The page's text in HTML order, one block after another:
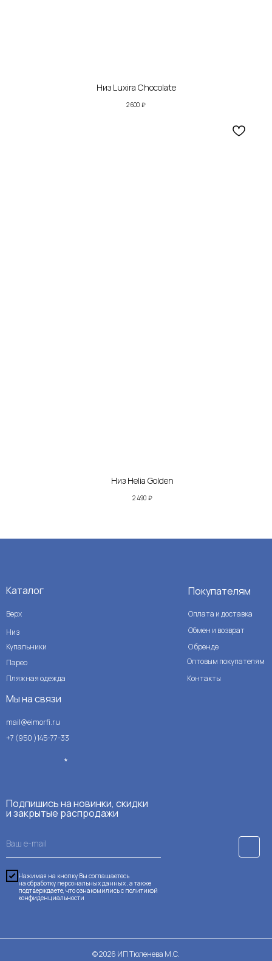
Низ Luxira Chocolate
2 600 ₽
Низ Helia Golden
2 490 ₽
Подпишись на новинки, скидки
и закрытые распродажи
Нажимая на кнопку Вы соглашаетесь
на обработку персональных данных , а также
подтверждаете, что ознакомились с политикой
конфиденциальности
Покупателям
Оплата и доставка
О бренде
Контакты
Оптовым покупателям
Обмен и возврат
Пляжная одежда
Парео
Купальники
Верх
Каталог
Низ
©2026 ИП Тюленева М.С.
mail@eimorfi.ru
+7 (950 )145-77-33
Мы на связи
*